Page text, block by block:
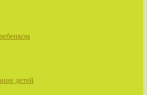
детей